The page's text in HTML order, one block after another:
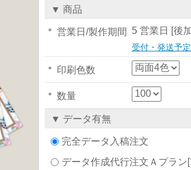
▼ 商品
営業日/製作期間 5 営業日 [後
受付・発送予
印刷色数
数量
▼ データ有無
完全データ入稿注文
データ作成代行注文Ａプラ